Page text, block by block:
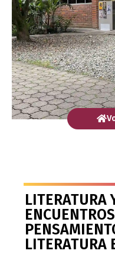
LITERATURA
LITERATURA